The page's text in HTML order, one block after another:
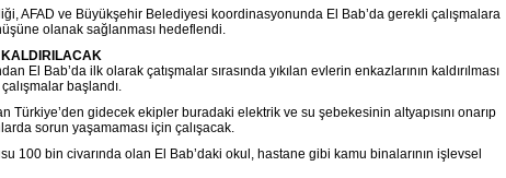
AFAD ve Büyükşehir Belediyesi koordinasyonunda El Bab’da gerekli çalışmalara
olanak sağlanması hedeflendi.
El Bab’da ilk olarak çatışmalar sırasında yıkılan evlerin enkazlarının kaldırılması
başlandı.
Türkiye’den gidecek ekipler buradaki elektrik ve su şebekesinin altyapısını onarıp
sorun yaşamaması için çalışacak.
100 bin civarında olan El Bab’daki okul, hastane gibi kamu binalarının işlevsel